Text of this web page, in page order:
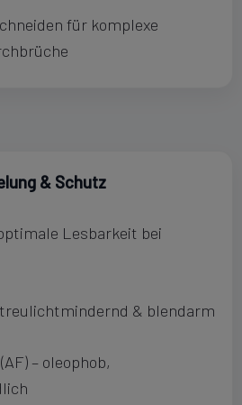
für komplexe
& Schutz
Lesbarkeit bei
& blendarm
– oleophob,